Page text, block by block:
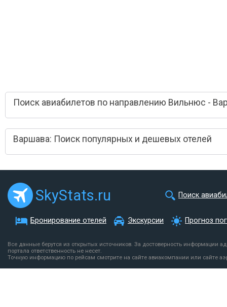
Поиск авиабилетов по направлению Вильнюс -
Варшава: Поиск популярных и дешевых отелей
SkyStats.ru Поиск
Бронирование отелей Экскурсии Прогноз
Все данные берутся из открытых источников. За достоверность информации
портала ответственность не несет.
Точную информацию по рейсам смотрите на сайте авиакомпании или сайте